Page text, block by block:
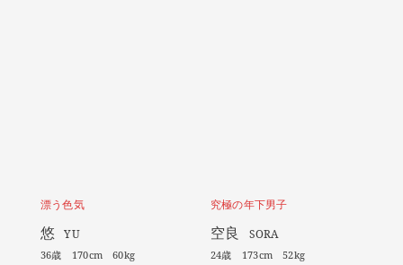
漂う色気
悠 YU
36歳 170cm 60kg
究極の年下男子
空良 SORA
24歳 173cm 52kg